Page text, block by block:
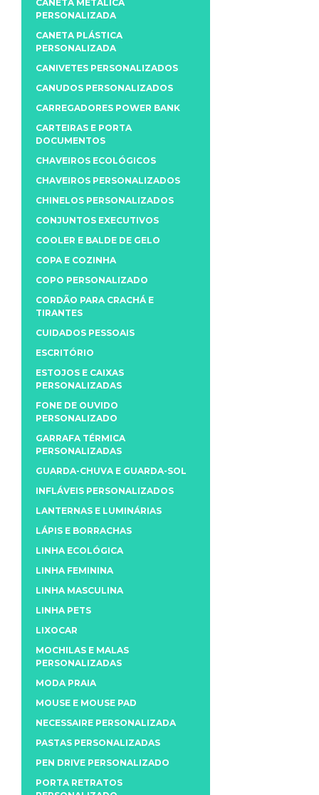
CANETA METÁLICA
PERSONALIZADA
CANETA PLÁSTICA
PERSONALIZADA
CANIVETES PERSONALIZADOS
CANUDOS PERSONALIZADOS
CARREGADORES POWER BANK
CARTEIRAS E PORTA
DOCUMENTOS
CHAVEIROS ECOLÓGICOS
CHAVEIROS PERSONALIZADOS
CHINELOS PERSONALIZADOS
CONJUNTOS EXECUTIVOS
COOLER E BALDE DE GELO
COPA E COZINHA
COPO PERSONALIZADO
CORDÃO PARA CRACHÁ E
TIRANTES
CUIDADOS PESSOAIS
ESCRITÓRIO
ESTOJOS E CAIXAS
PERSONALIZADAS
FONE DE OUVIDO
PERSONALIZADO
GARRAFA TÉRMICA
PERSONALIZADAS
GUARDA-CHUVA E GUARDA-SOL
INFLÁVEIS PERSONALIZADOS
LANTERNAS E LUMINÁRIAS
LÁPIS E BORRACHAS
LINHA ECOLÓGICA
LINHA FEMININA
LINHA MASCULINA
LINHA PETS
LIXOCAR
MOCHILAS E MALAS
PERSONALIZADAS
MODA PRAIA
MOUSE E MOUSE PAD
NECESSAIRE PERSONALIZADA
PASTAS PERSONALIZADAS
PEN DRIVE PERSONALIZADO
PORTA RETRATOS